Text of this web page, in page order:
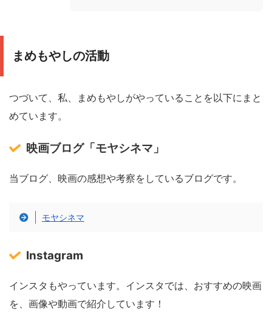
まめもやしの活動
つづいて、私、まめもやしがやっていることを以下にまと
めています。
映画ブログ「モヤシネマ」
当ブログ、映画の感想や考察をしているブログです。
モヤシネマ
Instagram
インスタもやっています。インスタでは、おすすめの映画
を、画像や動画で紹介しています！